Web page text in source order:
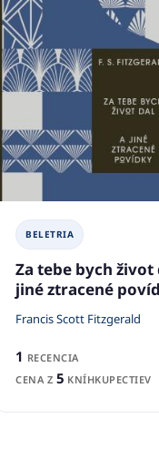
BELETRIA
Za tebe bych život
jiné ztracené
Francis Scott Fitzgerald
1 RECENCIA
CENA Z 5 KNÍHKUPECTIEV